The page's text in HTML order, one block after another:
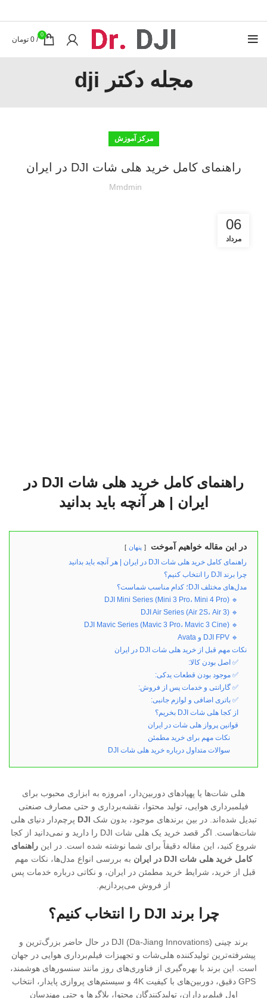
0
/
0 تومان
مجله دکتر dji
مرکز آموزش
راهنمای کامل خرید هلی شات DJI در ایران
Mmdmin
06
مرداد
راهنمای کامل خرید هلی شات DJI در
ایران | هر آنچه باید بدانید
در این مقاله خواهیم آموخت پنهان
راهنمای کامل خرید هلی شات DJI در ایران | هر آنچه باید بدانید
چرا برند DJI را انتخاب کنیم؟
مدل‌های مختلف DJI؛ کدام مناسب شماست؟
🔹 DJI Mini Series (Mini 3 Pro، Mini 4 Pro)
🔹 DJI Air Series (Air 2S، Air 3)
🔹 DJI Mavic Series (Mavic 3 Pro، Mavic 3 Cine)
🔹 DJI FPV و Avata
نکات مهم قبل از خرید هلی شات DJI در ایران
✅ اصل بودن کالا:
✅ موجود بودن قطعات یدکی:
✅ گارانتی و خدمات پس از فروش:
✅ باتری اضافی و لوازم جانبی:
از کجا هلی شات DJI بخریم؟
قوانین پرواز هلی شات در ایران
نکات مهم برای خرید مطمئن
سوالات متداول درباره خرید هلی شات DJI
هلی شات‌ها یا پهپادهای دوربین‌دار، امروزه به ابزاری محبوب برای
فیلمبرداری هوایی، تولید محتوا، نقشه‌برداری و حتی مصارف صنعتی
تبدیل شده‌اند. در بین برندهای موجود، بدون شک DJI پرچم‌دار دنیای هلی
شات‌هاست. اگر قصد خرید یک هلی شات DJI را دارید و نمی‌دانید از کجا
شروع کنید، این مقاله دقیقاً برای شما نوشته شده است. در اینراهنمای
کامل خرید هلی شات DJI در ایران
به بررسی انواع مدل‌ها، نکات مهم
قبل از خرید، شرایط خرید مطمئن در ایران، و نکاتی درباره خدمات پس
از فروش می‌پردازیم.
چرا برند DJI را انتخاب کنیم؟
برند چینی DJI (Da-Jiang Innovations) در حال حاضر بزرگ‌ترین و
پیشرفته‌ترین تولیدکننده هلی‌شات و تجهیزات فیلم‌برداری هوایی در جهان
است. این برند با بهره‌گیری از فناوری‌های روز مانند سنسورهای هوشمند،
GPS دقیق، دوربین‌های با کیفیت 4K و سیستم‌های پروازی پایدار، انتخاب
اول فیلم‌برداران، تولیدکنندگان محتوا، بلاگرها و حتی مهندسان